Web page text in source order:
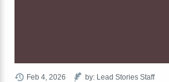
Feb 4, 2026 by: Lead Stories Staff